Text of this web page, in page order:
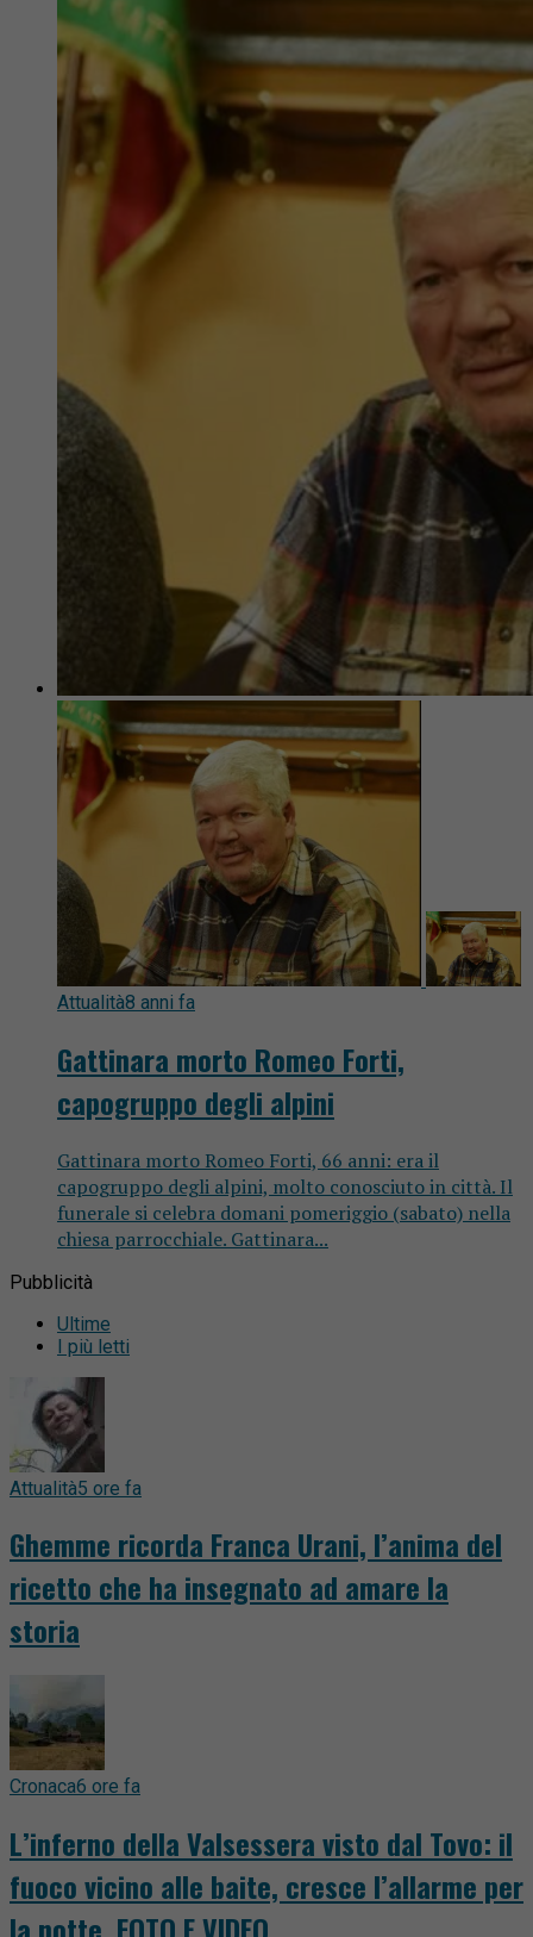
Attualità8 anni fa
Gattinara morto Romeo Forti,
capogruppo degli alpini
Gattinara morto Romeo Forti, 66 anni: era il
capogruppo degli alpini, molto conosciuto in città. Il
funerale si celebra domani pomeriggio (sabato) nella
chiesa parrocchiale. Gattinara...
Pubblicità
Ultime
I più letti
Attualità5 ore fa
Ghemme ricorda Franca Urani, l’anima del
ricetto che ha insegnato ad amare la
storia
Cronaca6 ore fa
L’inferno della Valsessera visto dal Tovo: il
fuoco vicino alle baite, cresce l’allarme per